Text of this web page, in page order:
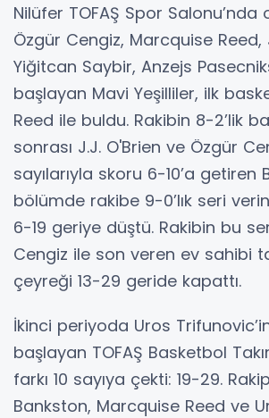
Nilüfer TOFAŞ Spor
Özgür Cengiz, Marcquise Reed,
Yiğitcan Saybir, Anzejs
başlayan Mavi Yeşilliler, ilk
Reed ile buldu. Rakibin 8-2’lik
sonrası J.J. O'Brien ve Özgür
sayılarıyla skoru 6-10’a getiren
bölümde rakibe 9-0’lık seri
6-19 geriye düştü. Rakibin bu
Cengiz ile son veren ev sahibi
çeyreği 13-29 geride kapattı.
İkinci periyoda Uros
başlayan TOFAŞ Basketbol
farkı 10 sayıya çekti: 19-29.
Bankston, Marcquise Reed ve